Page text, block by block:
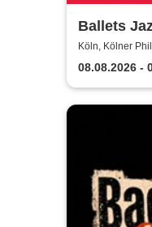
Ballets
ME
Köln, Kölner
08.08.2026 -